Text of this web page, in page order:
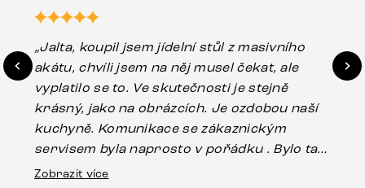
„Jalta, koupil jsem jídelní stůl z masivního
akátu, chvíli jsem na něj musel čekat, ale
vyplatilo se to. Ve skutečnosti je stejně
krásný, jako na obrázcích. Je ozdobou naší
kuchyně. Komunikace se zákaznickým
servisem byla naprosto v pořádku . Bylo tam
drobné poškození u nohy stolu, které mohlo
Zobrazit více